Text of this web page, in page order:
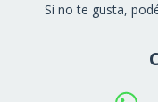
Si no te gusta,